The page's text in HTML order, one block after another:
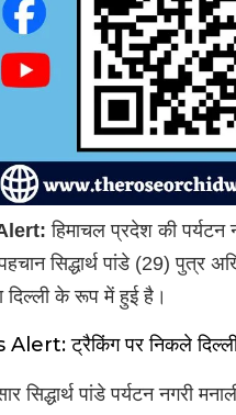
हिमाचल प्रदेश की पर्यटन
सिद्धार्थ पांडे (29) पुत्र
दिल्ली के रूप में हुई है।
ट्रैकिंग पर निकले दिल्ली
सिद्धार्थ पांडे पर्यटन नगरी